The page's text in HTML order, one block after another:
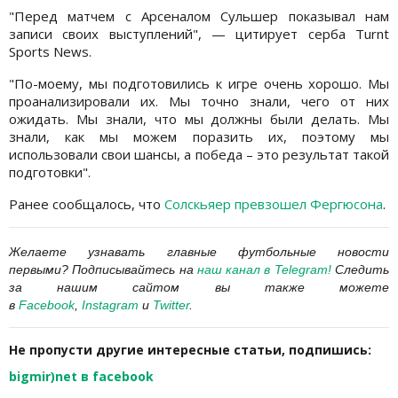
"Перед матчем с Арсеналом Сульшер показывал нам
записи своих выступлений", — цитирует серба Turnt
Sports News.
"По-моему, мы подготовились к игре очень хорошо. Мы
проанализировали их. Мы точно знали, чего от них
ожидать. Мы знали, что мы должны были делать. Мы
знали, как мы можем поразить их, поэтому мы
использовали свои шансы, а победа – это результат такой
подготовки".
Ранее сообщалось, что Солскьяер превзошел Фергюсона.
Желаете узнавать главные футбольные новости
первыми? Подписывайтесь на наш канал в Telegram!Следить
за нашим сайтом вы также можете
в Facebook, Instagram и Twitter.
Не пропусти другие интересные статьи, подпишись:
bigmir)net в facebook